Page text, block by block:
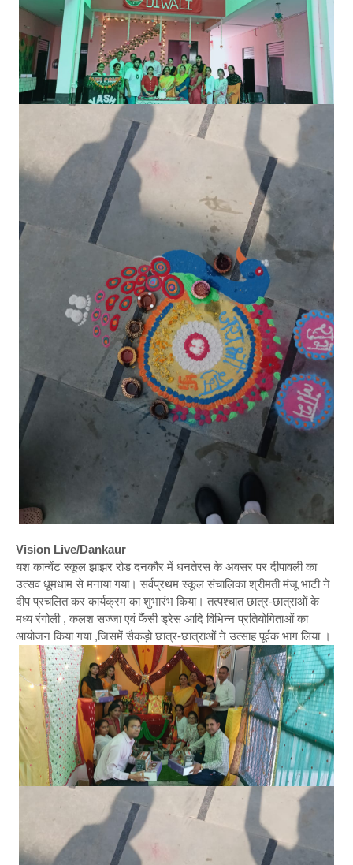
Vision Live/Dankaur
यश कान्वेंट स्कूल झाझर रोड दनकौर में धनतेरस के अवसर पर दीपावली का
उत्सव धूमधाम से मनाया गया। सर्वप्रथम स्कूल संचालिका श्रीमती मंजू भाटी ने
दीप प्रचलित कर कार्यक्रम का शुभारंभ किया। तत्पश्चात छात्र-छात्राओं के
मध्य रंगोली , कलश सज्जा एवं फैंसी ड्रेस आदि विभिन्न प्रतियोगिताओं का
आयोजन किया गया ,जिसमें सैकड़ो छात्र-छात्राओं ने उत्साह पूर्वक भाग लिया ।